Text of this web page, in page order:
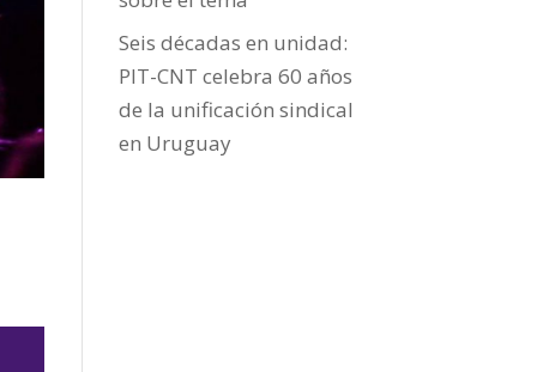
Seis décadas en unidad:
PIT-CNT celebra 60 años
de la unificación sindical
en Uruguay